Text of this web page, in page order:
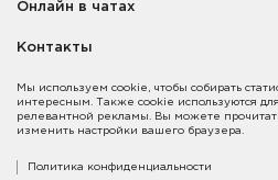
Мы используем cookie, чтобы собирать
интересным. Также cookie используются
релевантной рекламы. Вы можете
изменить настройки вашего браузера.
Политика конфиденциальности
Онлайн в чатах
Контакты